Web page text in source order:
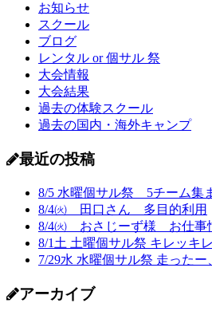
お知らせ
スクール
ブログ
レンタル or 個サル 祭
大会情報
大会結果
過去の体験スクール
過去の国内・海外キャンプ
最近の投稿
8/5 水曜個サル祭 5チーム集
8/4㈫ 田口さん 多目的利用
8/4㈫ おさじーず様 お仕事
8/1土 土曜個サル祭 キレッキレ
7/29水 水曜個サル祭 走ったー
アーカイブ